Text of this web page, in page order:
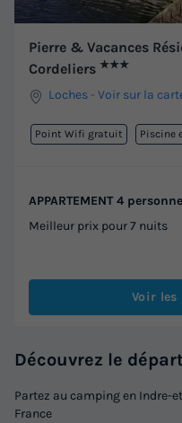
Pierre & Vacances
Cordeliers ★★★
Loches -Voir sur la
Point Wifi gratuit Piscine
APPARTEMENT 4
Meilleur prix pour 7 nuits
Voir les
Découvrez le
Partez au camping en Indre-
France